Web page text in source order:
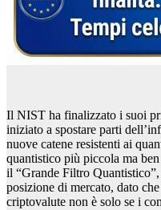
Il NIST ha finalizzato i suoi
iniziato a spostare parti
nuove catene resistenti ai
quantistico più piccola ma
il “Grande Filtro
posizione di mercato, dato
criptovalute non è solo se i